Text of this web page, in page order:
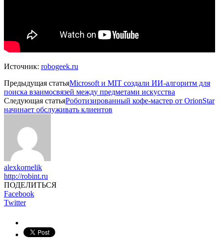
Источник: robogeek.ru
Предыдущая статьяMicrosoft и MIT создали ИИ-алгоритм для
поиска взаимосвязей между предметами искусства
Следующая статьяРоботизированный кофе-мастер от OrionStar
начинает обслуживать клиентов
alexkornelik
http://robint.ru
ПОДЕЛИТЬСЯ
Facebook
Twitter